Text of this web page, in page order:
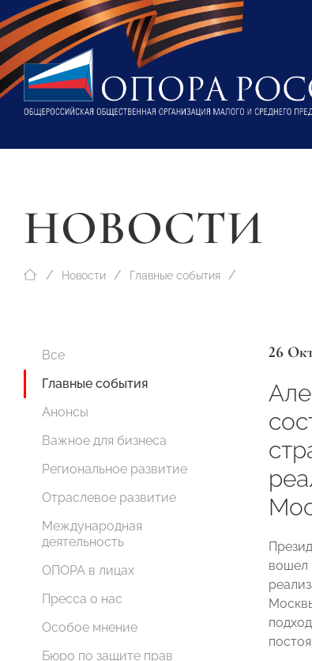
НОВОСТИ
Новости Главные события
Все
Главные события
Анонсы
Важное для бизнеса
Региональное развитие
Отраслевое развитие
Международная
деятельность
ОПОРА в лицах
Пресса о нас
Особое мнение
Бюро по защите прав
26
вошел